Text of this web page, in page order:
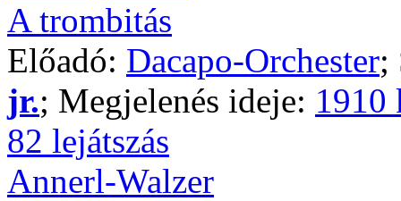
A trombitás
Előadó: Dacapo-Orchester;
jr.; Megjelenés ideje: 1910
82 lejátszás
Annerl-Walzer